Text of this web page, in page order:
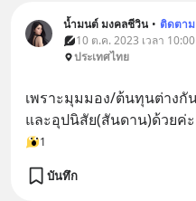
น้ำมนต์ มงคลชีวิน • ติดตาม
10 ต.ค. 2023 เวลา
ประเทศไทย
เพราะมุมมอง/ต้นทุนต่างกั
และอุปนิสัย(สันดาน)ด้วยค่
1
บันทึก